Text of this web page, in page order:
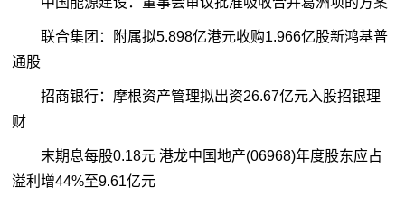
联合集团：附属拟5.898亿港元收购1.966亿股新鸿基普
通股
招商银行：摩根资产管理拟出资26.67亿元入股招银理
财
末期息每股0.18元 港龙中国地产(06968)年度股东应占
溢利增44%至9.61亿元